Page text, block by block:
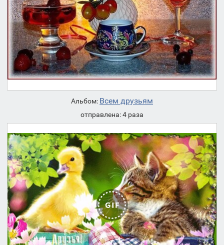
Альбом: Всем друзьям
отправлена: 4 раза